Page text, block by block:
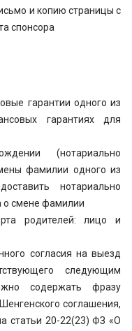
и копию страницы с
спонсора
гарантии одного из
гарантиях для
(нотариально
фамилии одного из
нотариально
о смене фамилии
родителей: лицо и
согласия на выезд
следующим
содержать фразу
соглашения,
статьи 20-22(23) ФЗ «О